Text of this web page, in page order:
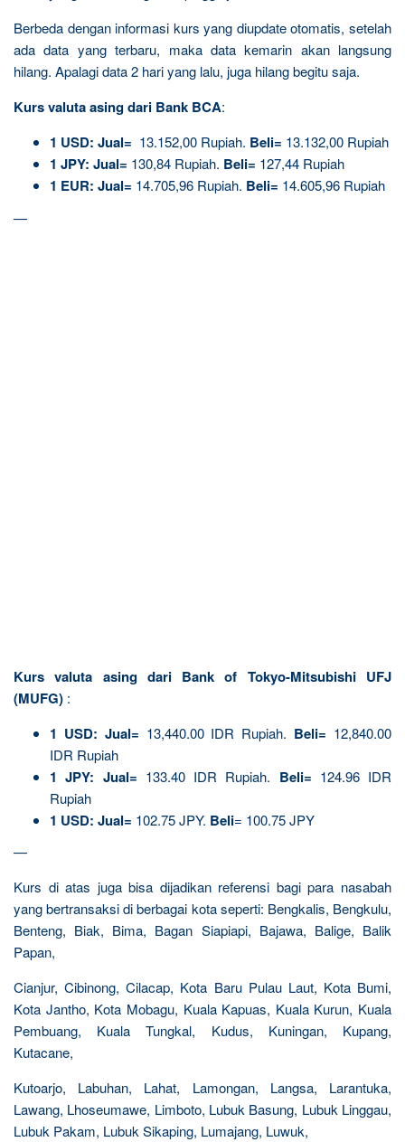
Berbeda dengan informasi kurs yang diupdate otomatis, setelah
ada data yang terbaru, maka data kemarin akan langsung
hilang. Apalagi data 2 hari yang lalu, juga hilang begitu saja.
Kurs valuta asing dari Bank BCA:
1 USD: Jual= 13.152,00 Rupiah. Beli= 13.132,00 Rupiah
1 JPY: Jual= 130,84 Rupiah. Beli= 127,44 Rupiah
1 EUR: Jual= 14.705,96 Rupiah. Beli= 14.605,96 Rupiah
—
Kurs valuta asing dari Bank of Tokyo-Mitsubishi UFJ
(MUFG) :
1 USD: Jual= 13,440.00 IDR Rupiah. Beli= 12,840.00
IDR Rupiah
1 JPY: Jual= 133.40 IDR Rupiah. Beli= 124.96 IDR
Rupiah
1 USD: Jual= 102.75 JPY. Beli= 100.75 JPY
—
Kurs di atas juga bisa dijadikan referensi bagi para nasabah
yang bertransaksi di berbagai kota seperti: Bengkalis, Bengkulu,
Benteng, Biak, Bima, Bagan Siapiapi, Bajawa, Balige, Balik
Papan,
Cianjur, Cibinong, Cilacap, Kota Baru Pulau Laut, Kota Bumi,
Kota Jantho, Kota Mobagu, Kuala Kapuas, Kuala Kurun, Kuala
Pembuang, Kuala Tungkal, Kudus, Kuningan, Kupang,
Kutacane,
Kutoarjo, Labuhan, Lahat, Lamongan, Langsa, Larantuka,
Lawang, Lhoseumawe, Limboto, Lubuk Basung, Lubuk Linggau,
Lubuk Pakam, Lubuk Sikaping, Lumajang, Luwuk,